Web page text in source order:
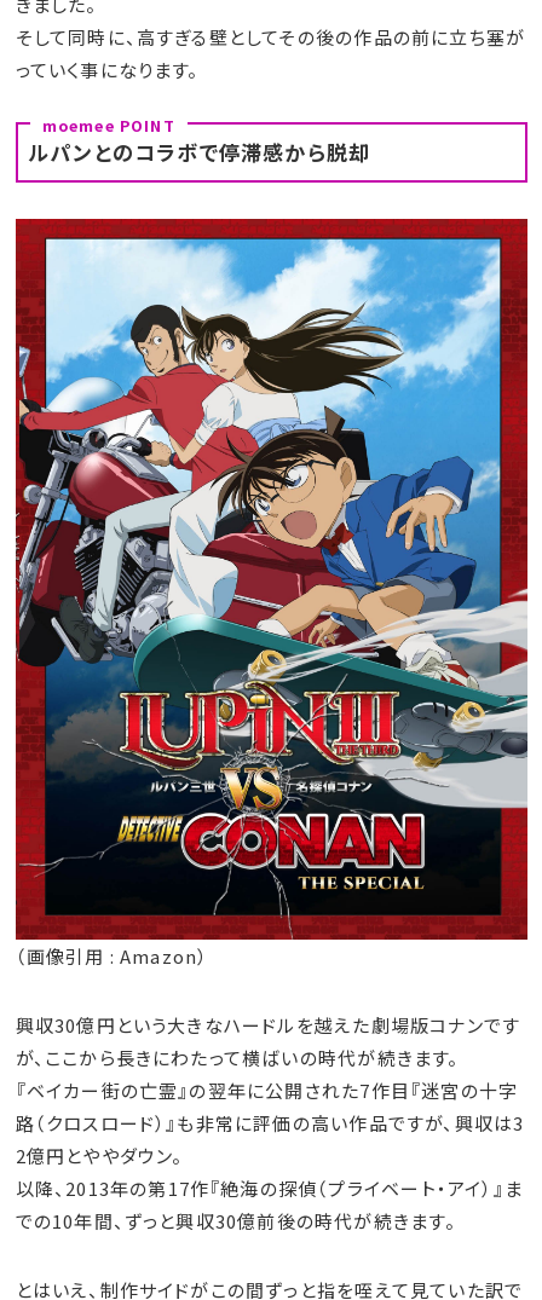
そして同時に、高すぎる壁としてその後の作品の前に立ち塞が
っていく事になります。
ルパンとのコラボで停滞感から脱却
（画像引用 : Amazon）
興収30億円という大きなハードルを越えた劇場版コナンです
が、ここから長きにわたって横ばいの時代が続きます。
『ベイカー街の亡霊』の翌年に公開された7作目『迷宮の十字
路（クロスロード）』も非常に評価の高い作品ですが、興収は3
2億円とややダウン。
以降、2013年の第17作『絶海の探偵（プライベート・アイ）』ま
での10年間、ずっと興収30億前後の時代が続きます。
とはいえ、制作サイドがこの間ずっと指を咥えて見ていた訳で